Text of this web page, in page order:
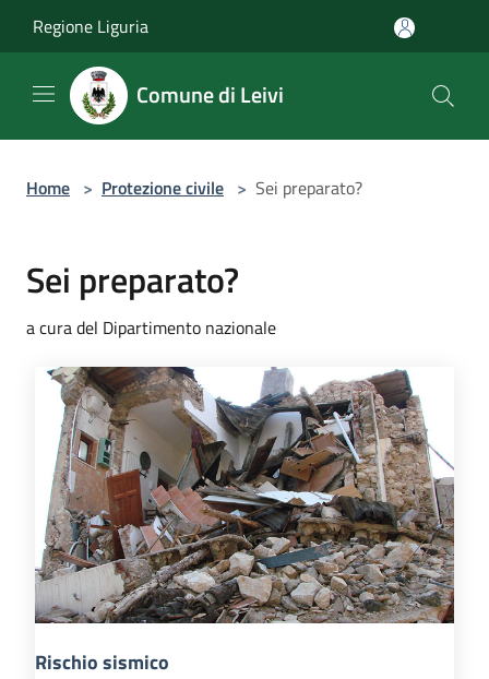
Regione Liguria
Comune di Leivi
Home > Protezione civile > Sei preparato?
Sei preparato?
a cura del Dipartimento nazionale
Rischio sismico